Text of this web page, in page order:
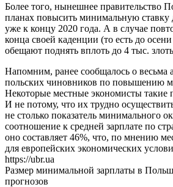
Более того, нынешнее правительство
планах повысить минимальную ставку
уже к концу 2020 года. А в случае
конца своей каденции (то есть до
обещают поднять вплоть до 4 тыс.
Напомним, ранее сообщалось о весьма
польских чиновников по повышению
Некоторые местные экономисты такие
И не потому, что их трудно
не столько показатель минимального
соотношение к средней зарплате по
оно составляет 46%, что, по мнению
для европейских экономических
https://ubr.ua
Размер минимальной зарплаты в
прогнозов